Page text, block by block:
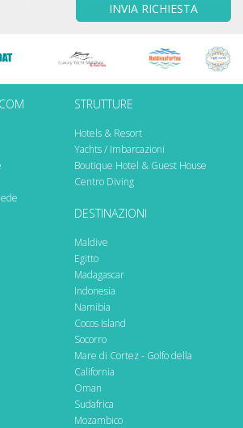
INVIA RICHIESTA
STRUTTURE
Hotels & Resort
Yachts / Imbarcazioni
Boutique Hotel & Guest House
Centro Diving
DESTINAZIONI
Maldive
Egitto
Madagascar
Indonesia
Namibia
Cocos Island
Socorro
Mare di Cortez - Golfo della
California
Oman
Sudafrica
Mozambico